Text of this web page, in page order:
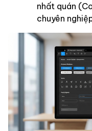
nhất quán
chuyên